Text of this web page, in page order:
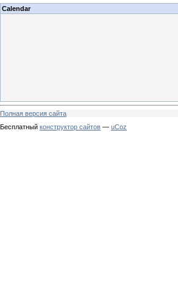
Calendar
Полная версия сайта
Бесплатный конструктор сайтов — uCoz